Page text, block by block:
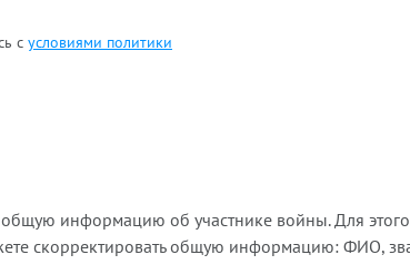
с условиями политики
информацию об участнике войны. Для
скорректировать общую информацию: ФИО,